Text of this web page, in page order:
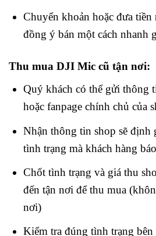
Chuyển khoản hoặc đưa tiền
đồng ý bán một cách nhanh
Thu mua DJI Mic cũ tận nơi:
Quý khách có thể gửi thông
hoặc fanpage chính chủ của
Nhận thông tin shop sẽ định
tình trạng mà khách hàng báo
Chốt tình trạng và giá thu
đến tận nơi để thu mua
nơi)
Kiểm tra đúng tình trạng bên